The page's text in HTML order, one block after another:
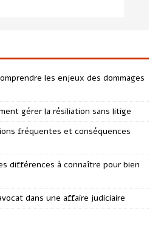
les enjeux des dommages
gérer la résiliation sans litige
fréquentes et conséquences
différences à connaître pour bien
dans une affaire judiciaire